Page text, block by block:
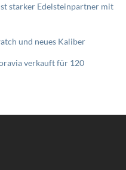
starker Edelsteinpartner mit
und neues Kaliber
verkauft für 120